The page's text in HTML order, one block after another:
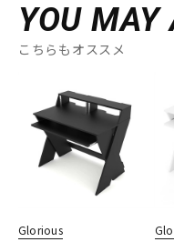
YOU MAY
こちらもオススメ
Glorious